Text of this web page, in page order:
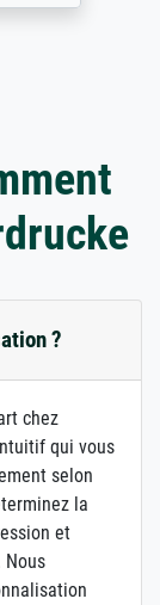
?
chez
qui vous
selon
la
et
Nous